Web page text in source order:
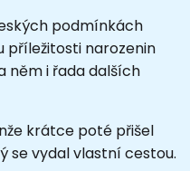
podmínkách
příležitosti narozenin
něm i řada dalších
krátce poté přišel
se vydal vlastní cestou.